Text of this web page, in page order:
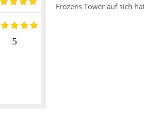
5
Frozens Tower auf sich